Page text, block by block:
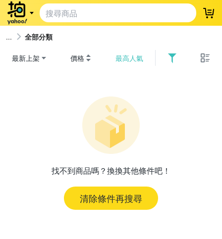
登
全部分類
最新上架 價格 最高人氣
找不到商品嗎？換換其他條件吧！
清除條件再搜尋